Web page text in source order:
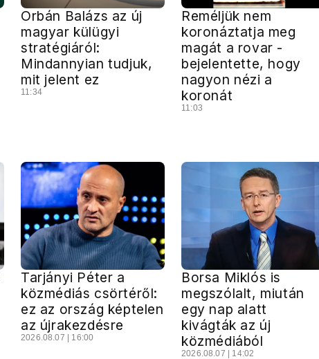
Orbán Balázs az új
magyar külügyi
stratégiáról:
Mindannyian tudjuk,
mit jelent ez
11:34
Reméljük nem
koronáztatja meg
magát a rovar -
bejelentette, hogy
nagyon nézi a
koronát
11:03
Tarjányi Péter a
közmédiás csörtéről:
ez az ország képtelen
az újrakezdésre
2026.08.07 | 16:00
Borsa Miklós is
megszólalt, miután
egy nap alatt
kivágták az új
közmédiából
2026.08.07 | 14:02